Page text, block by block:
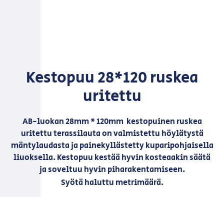
Kestopuu 28*120 ruskea
uritettu
AB-luokan 28mm * 120mm kestopuinen ruskea
uritettu terassilauta on valmistettu höylätystä
mäntylaudasta ja painekyllästetty kuparipohjaisella
liuoksella. Kestopuu kestää hyvin kosteaakin säätä
ja soveltuu hyvin piharakentamiseen.
Syötä haluttu metrimäärä.